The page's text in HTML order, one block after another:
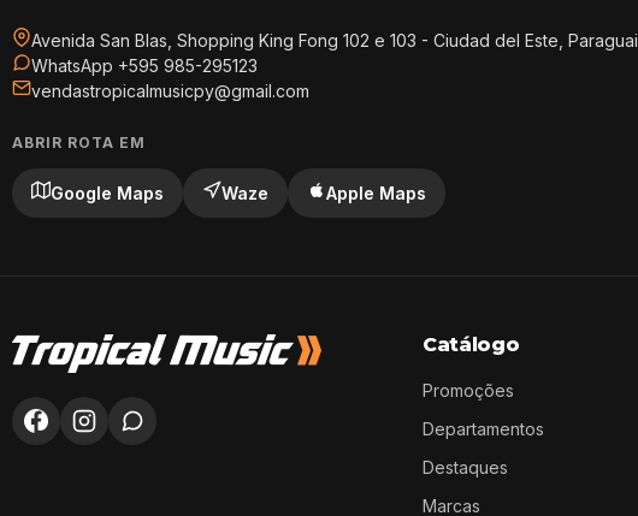
Avenida San Blas, Shopping King Fong 102 e 103 - Ciudad del Este, Paraguai
WhatsApp +595 985-295123
vendastropicalmusicpy@gmail.com
ABRIR ROTA EM
Google Maps Waze Apple Maps
Catálogo
Promoções
Departamentos
Destaques
Marcas